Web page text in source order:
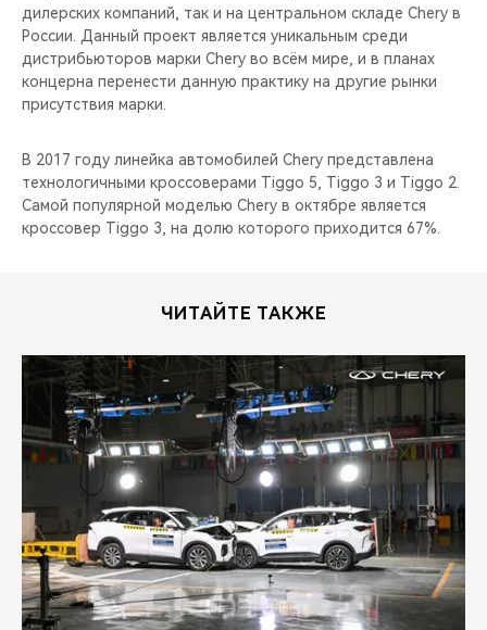
дилерских компаний, так и на центральном складе Chery в
России. Данный проект является уникальным среди
дистрибьюторов марки Chery во всём мире, и в планах
концерна перенести данную практику на другие рынки
присутствия марки.
В 2017 году линейка автомобилей Chery представлена
технологичными кроссоверами Tiggo 5, Tiggo 3 и Tiggo 2.
Самой популярной моделью Chery в октябре является
кроссовер Tiggo 3, на долю которого приходится 67%.
ЧИТАЙТЕ ТАКЖЕ